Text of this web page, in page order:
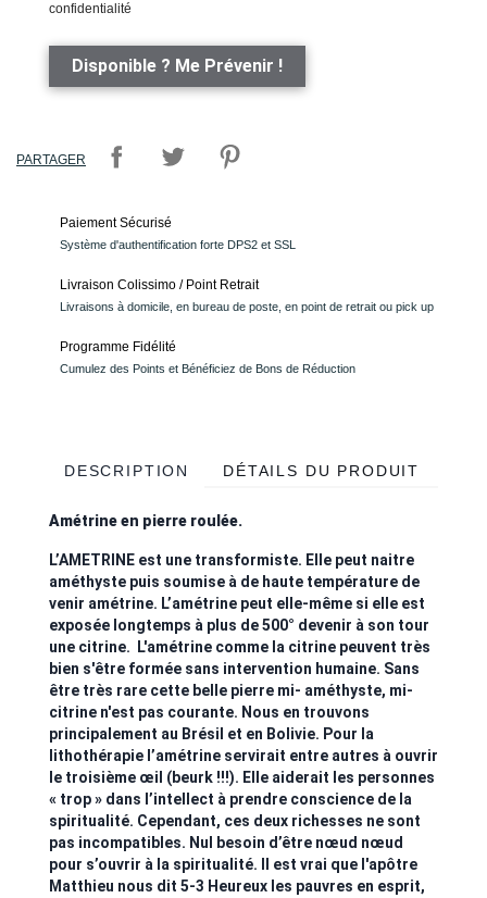
confidentialité
Disponible ? Me Prévenir !
PARTAGER
Paiement Sécurisé
Système d'authentification forte DPS2 et SSL
Livraison Colissimo / Point Retrait
Livraisons à domicile, en bureau de poste, en point de retrait ou pick up
Programme Fidélité
Cumulez des Points et Bénéficiez de Bons de Réduction
DESCRIPTION DÉTAILS DU PRODUIT
Amétrine en pierre roulée.
L’AMETRINE est une transformiste. Elle peut naitre
améthyste puis soumise à de haute température de
venir amétrine. L’amétrine peut elle-même si elle est
exposée longtemps à plus de 500° devenir à son tour
une citrine. L'amétrine comme la citrine peuvent très
bien s'être formée sans intervention humaine. Sans
être très rare cette belle pierre mi- améthyste, mi-
citrine n'est pas courante. Nous en trouvons
principalement au Brésil et en Bolivie. Pour la
lithothérapie l’amétrine servirait entre autres à ouvrir
le troisième œil (beurk !!!). Elle aiderait les personnes
« trop » dans l’intellect à prendre conscience de la
spiritualité. Cependant, ces deux richesses ne sont
pas incompatibles. Nul besoin d’être nœud nœud
pour s’ouvrir à la spiritualité. Il est vrai que l'apôtre
Matthieu nous dit 5-3 Heureux les pauvres en esprit,